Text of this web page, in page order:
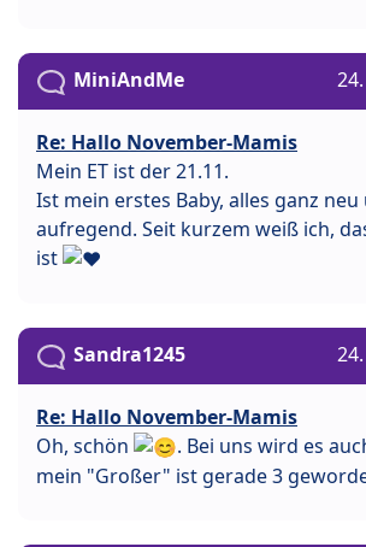
MiniAndMe
Re: Hallo November-Mamis
Mein ET ist der 21.11.
Ist mein erstes Baby, alles ganz neu
aufregend. Seit kurzem weiß ich,
ist
Sandra1245
Re: Hallo November-Mamis
Oh, schön
. Bei uns wird es
mein "Großer" ist gerade 3